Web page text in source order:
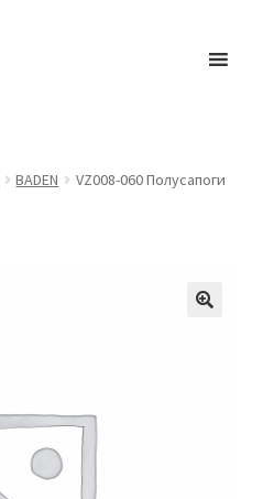
BADEN
VZ008-060 Полусапоги